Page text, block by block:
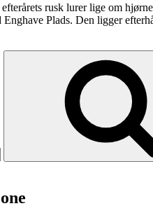
rusk lurer lige om
Plads. Den ligger